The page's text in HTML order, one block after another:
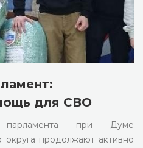
для СВО
при Думе
округа продолжают активно